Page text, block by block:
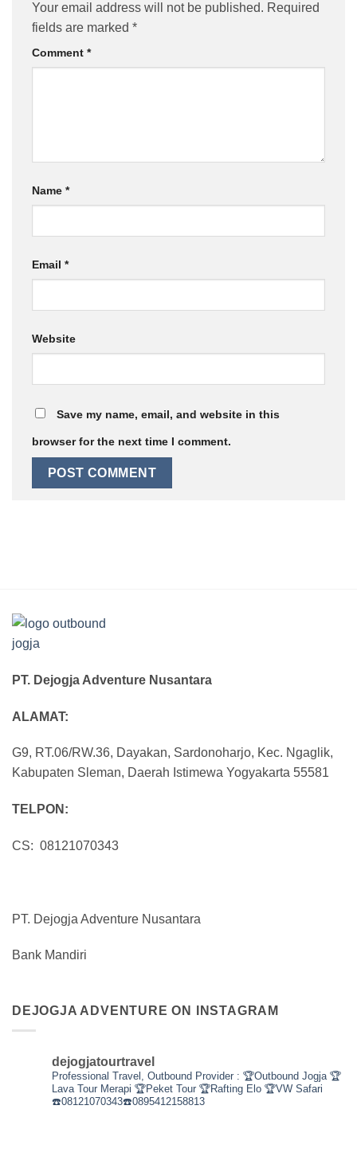
Your email address will not be published. Required
fields are marked *
Comment *
Name *
Email *
Website
Save my name, email, and website in this
browser for the next time I comment.
PT. Dejogja Adventure Nusantara
ALAMAT:
G9, RT.06/RW.36, Dayakan, Sardonoharjo, Kec. Ngaglik,
Kabupaten Sleman, Daerah Istimewa Yogyakarta 55581
TELPON:
CS: 08121070343
PT. Dejogja Adventure Nusantara
Bank Mandiri
DEJOGJA ADVENTURE ON INSTAGRAM
dejogjatourtravel
Professional Travel, Outbound Provider : 🏆Outbound Jogja 🏆
Lava Tour Merapi 🏆Peket Tour 🏆Rafting Elo 🏆VW Safari
☎️08121070343☎️0895412158813